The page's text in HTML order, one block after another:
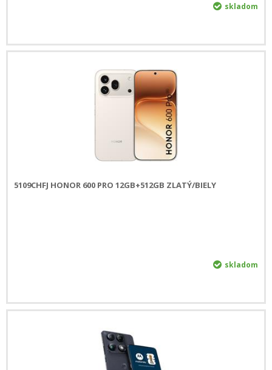
skladom
5109CHFJ HONOR 600 PRO 12GB+512GB ZLATÝ/BIELY
skladom